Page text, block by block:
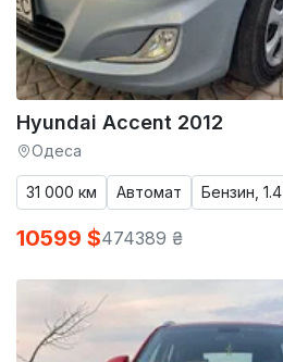
Hyundai Accent 2012
Одеса
31 000 км Автомат Бензин, 1.4
10599 $474389 ₴